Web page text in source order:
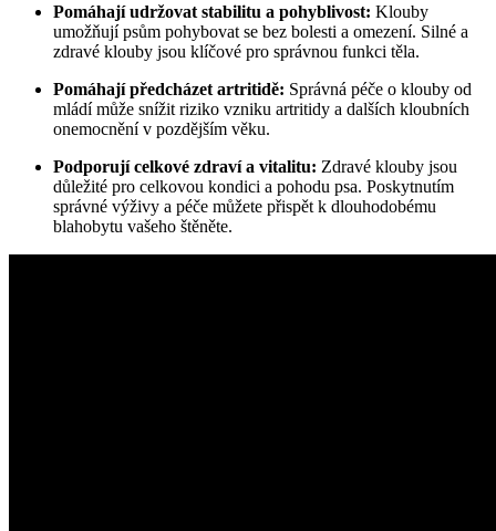
Pomáhají udržovat stabilitu a pohyblivost: Klouby
umožňují psům pohybovat se bez bolesti a omezení. Silné a
zdravé klouby jsou klíčové pro správnou funkci těla.
Pomáhají předcházet artritidě: Správná péče o klouby od
mládí může snížit riziko vzniku artritidy a dalších kloubních
onemocnění v pozdějším věku.
Podporují celkové zdraví a vitalitu: Zdravé klouby jsou
důležité pro celkovou kondici a pohodu psa. Poskytnutím
správné výživy a péče můžete přispět k dlouhodobému
blahobytu vašeho štěněte.